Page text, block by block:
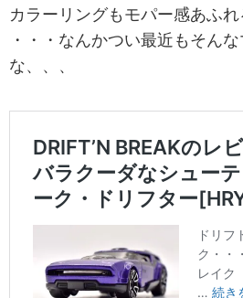
カラーリングもモパー感あふれ
・・・なんかつい最近もそん
な、、、